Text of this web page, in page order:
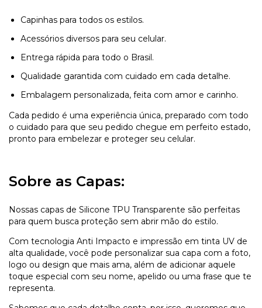
Capinhas para todos os estilos.
Acessórios diversos para seu celular.
Entrega rápida para todo o Brasil.
Qualidade garantida com cuidado em cada detalhe.
Embalagem personalizada, feita com amor e carinho.
Cada pedido é uma experiência única, preparado com todo
o cuidado para que seu pedido chegue em perfeito estado,
pronto para embelezar e proteger seu celular.
Sobre as Capas:
Nossas capas de Silicone TPU Transparente são perfeitas
para quem busca proteção sem abrir mão do estilo.
Com tecnologia Anti Impacto e impressão em tinta UV de
alta qualidade, você pode personalizar sua capa com a foto,
logo ou design que mais ama, além de adicionar aquele
toque especial com seu nome, apelido ou uma frase que te
representa.